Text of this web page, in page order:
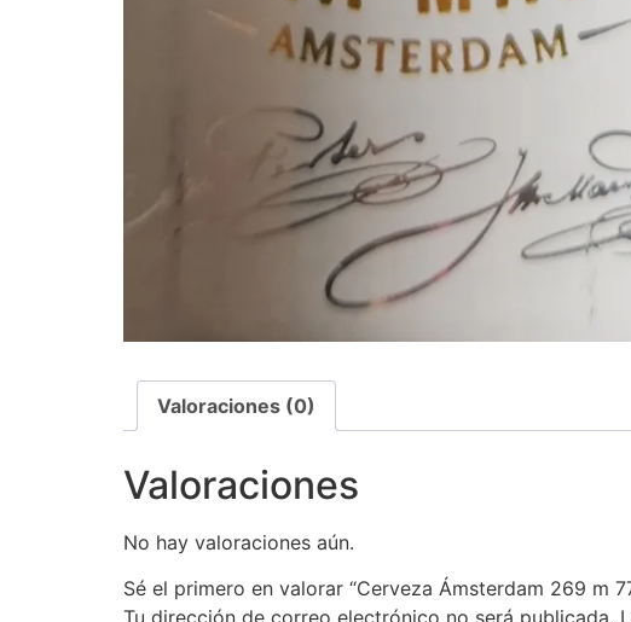
Valoraciones (0)
Valoraciones
No hay valoraciones aún.
Sé el primero en valorar “Cerveza Ámsterdam 269 m
Tu dirección de correo electrónico no será publicada.